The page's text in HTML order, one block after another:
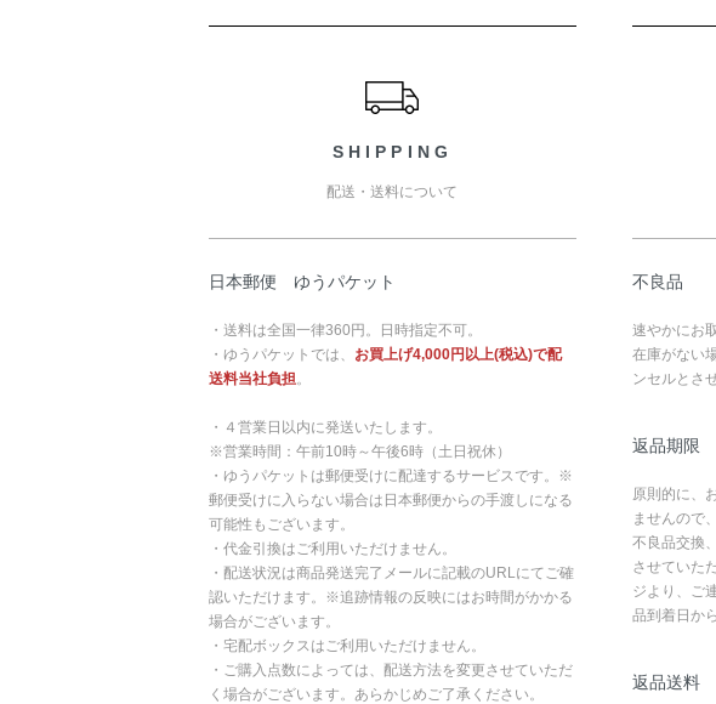
SHIPPING
配送・送料について
日本郵便 ゆうパケット
・送料は全国一律360円。日時指定不可。
・ゆうパケットでは、 お買上げ4,000円以上(税込)で配
送料当社負担 。
・４営業日以内に発送いたします。
※営業時間：午前10時～午後6時（土日祝休）
・ゆうパケットは郵便受けに配達するサービスです。※
郵便受けに入らない場合は日本郵便からの手渡しになる
可能性もございます。
・代金引換はご利用いただけません。
・配送状況は商品発送完了メールに記載のURLにてご確
認いただけます。※追跡情報の反映にはお時間がかかる
場合がございます。
・宅配ボックスはご利用いただけません。
・ご購入点数によっては、配送方法を変更させていただ
く場合がございます。あらかじめご了承ください。
不良品
速やかにお
在庫がない
ンセルとさ
返品期限
原則的に、
ませんので
不良品交換
させていた
ジより、ご
品到着日か
返品送料